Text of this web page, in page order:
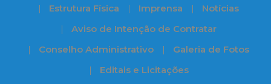
Estrutura Física
Imprensa
Notícias
Aviso de Intenção de Contratar
Conselho Administrativo
Galeria de Fotos
Editais e Licitações